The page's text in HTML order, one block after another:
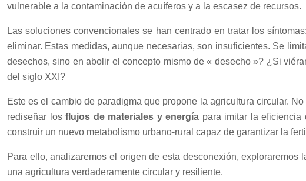
vulnerable a la contaminación de acuíferos y a la escasez de recursos.
Las soluciones convencionales se han centrado en tratar los
eliminar. Estas medidas, aunque necesarias, son insuficientes. Se
desechos, sino en abolir el concepto mismo de « desecho »? ¿Si
del siglo XXI?
Este es el cambio de paradigma que propone la agricultura circular.
rediseñar losflujos de materiales y energía para imitar la eficiencia
construir un nuevo metabolismo urbano-rural capaz de garantizar la
Para ello, analizaremos el origen de esta desconexión,
una agricultura verdaderamente circular y resiliente.